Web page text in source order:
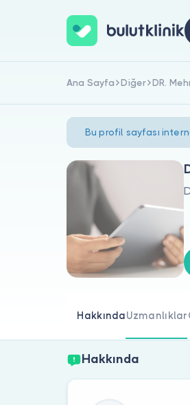
Ana Sayfa Diğer DR.
Bu profil sayfası
HakkındaUzmanlıklar
Hakkında